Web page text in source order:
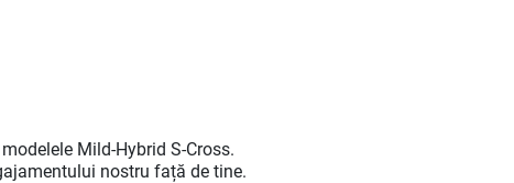
Mild-Hybrid S-Cross.
nostru față de tine.